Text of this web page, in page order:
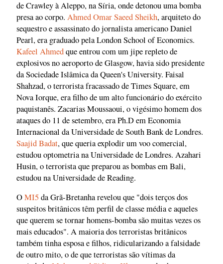
de Crawley à Aleppo, na Síria, onde detonou uma bomba
presa ao corpo. Ahmed Omar Saeed Sheikh, arquiteto do
sequestro e assassinato do jornalista americano Daniel
Pearl, era graduado pela London School of Economics.
Kafeel Ahmedque entrou com um jipe repleto de
explosivos no aeroporto de Glasgow, havia sido presidente
da Sociedade Islâmica da Queen's University. Faisal
Shahzad, o terrorista fracassado de Times Square, em
Nova Iorque, era filho de um alto funcionário do exército
paquistanês. Zacarias Moussaoui, o vigésimo homem dos
ataques do 11 de setembro, era Ph.D em Economia
Internacional da Universidade de South Bank de Londres.
Saajid Badat, que queria explodir um voo comercial,
estudou optometria na Universidade de Londres. Azahari
Husin, o terrorista que preparou as bombas em Bali,
estudou na Universidade de Reading.
OMI5da Grã-Bretanha revelou que "dois terços dos
suspeitos britânicos têm perfil de classe média e aqueles
que querem se tornar homens-bomba são muitas vezes os
mais educados". A maioria dos terroristas britânicos
também tinha esposa e filhos, ridicularizando a falsidade
de outro mito, o de que terroristas são vítimas da